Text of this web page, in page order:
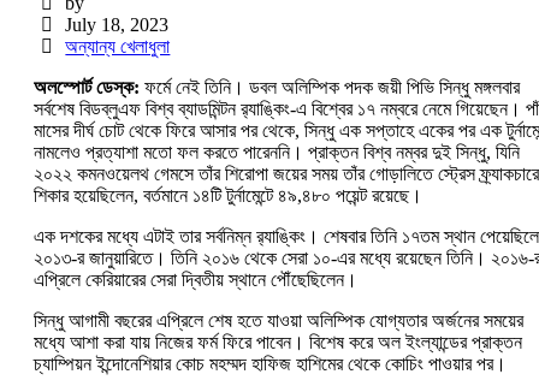
July 18, 2023
অন্যান্য খেলাধুলা
অলস্পোর্ট ডেস্ক: ফর্মে নেই তিনি। ডবল অলিম্পিক পদক জয়ী পিভি সিন্ধু মঙ্গলবার
সর্বশেষ বিডব্লুএফ বিশ্ব ব্যাডমিন্টন র‍্যাঙ্কিং-এ বিশ্বের ১৭ নম্বরে নেমে গিয়েছেন।
মাসের দীর্ঘ চোট থেকে ফিরে আসার পর থেকে, সিন্ধু এক সপ্তাহে একের পর এক
নামলেও প্রত্যাশা মতো ফল করতে পারেননি। প্রাক্তন বিশ্ব নম্বর দুই সিন্ধু, যিনি
২০২২ কমনওয়েলথ গেমসে তাঁর শিরোপা জয়ের সময় তাঁর গোড়ালিতে স্ট্রেস
শিকার হয়েছিলেন, বর্তমানে ১৪টি টুর্নামেন্টে ৪৯,৪৮০ পয়েন্ট রয়েছে।
এক দশকের মধ্যে এটাই তার সর্বনিম্ন র‍্যাঙ্কিং। শেষবার তিনি ১৭তম স্থান
২০১৩-র জানুয়ারিতে। তিনি ২০১৬ থেকে সেরা ১০-এর মধ্যে রয়েছেন তিনি। ২০১৬-
এপ্রিলে কেরিয়ারের সেরা দ্বিতীয় স্থানে পৌঁছেছিলেন।
সিন্ধু আগামী বছরের এপ্রিলে শেষ হতে যাওয়া অলিম্পিক যোগ্যতার অর্জনের সময়ের
মধ্যে আশা করা যায় নিজের ফর্ম ফিরে পাবেন। বিশেষ করে অল ইংল্যান্ডের প্রাক্তন
চ্যাম্পিয়ন ইন্দোনেশিয়ার কোচ মহম্মদ হাফিজ হাশিমের থেকে কোচিং পাওয়ার পর।